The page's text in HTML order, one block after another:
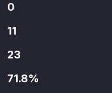
0
11
23
71.8%